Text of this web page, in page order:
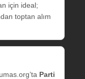
için ideal;
toptan alım
Parti